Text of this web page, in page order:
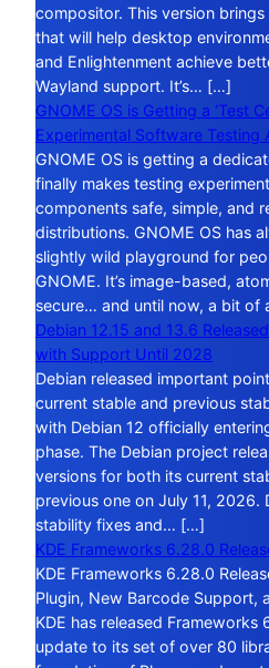
compositor. This version
that will help desktop
and Enlightenment achieve
Wayland support. It’s… […]
GNOME OS is Getting a ‘Test
Experimental Software Testing
GNOME OS is getting a
finally makes testing
components safe, simple, and
distributions. GNOME OS has
slightly wild playground for
GNOME. It’s image-based,
secure… and until now, a bit
Debian 12.15 and 13.6
with Support Until 2028
Debian released important
current stable and previous
with Debian 12 officially
phase. The Debian project
versions for both its current
previous one on July 11, 2026.
stability fixes and… […]
KDE Frameworks 6.28.0
KDE Frameworks 6.28.0
Plugin, New Barcode Support,
KDE has released
update to its set of over 80